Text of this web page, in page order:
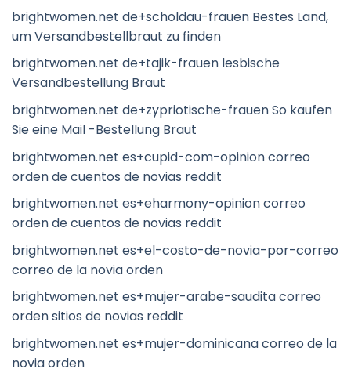
brightwomen.net de+scholdau-frauen Bestes Land,
um Versandbestellbraut zu finden
brightwomen.net de+tajik-frauen lesbische
Versandbestellung Braut
brightwomen.net de+zypriotische-frauen So kaufen
Sie eine Mail -Bestellung Braut
brightwomen.net es+cupid-com-opinion correo
orden de cuentos de novias reddit
brightwomen.net es+eharmony-opinion correo
orden de cuentos de novias reddit
brightwomen.net es+el-costo-de-novia-por-correo
correo de la novia orden
brightwomen.net es+mujer-arabe-saudita correo
orden sitios de novias reddit
brightwomen.net es+mujer-dominicana correo de la
novia orden